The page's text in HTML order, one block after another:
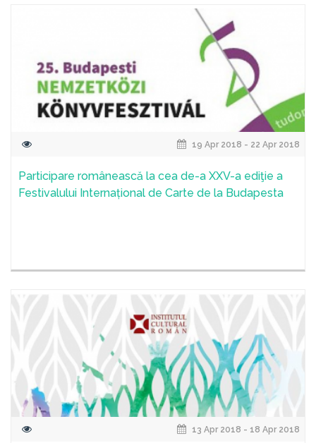
19 Apr 2018 - 22 Apr 2018
Participare românească la cea de-a XXV-a ediţie a
Festivalului Internațional de Carte de la Budapesta
13 Apr 2018 - 18 Apr 2018